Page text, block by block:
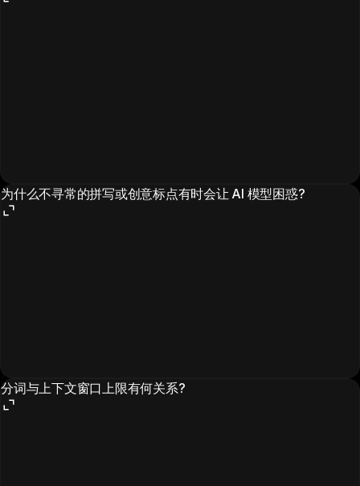
为什么不寻常的拼写或创意标点有时会让 AI 模型困惑?
分词与上下文窗口上限有何关系?